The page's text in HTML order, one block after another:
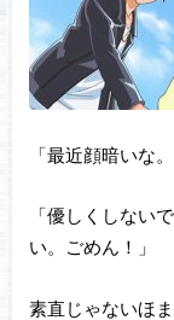
「最近顔暗いな
「優しくしない
い。ごめん！」
素直じゃないほ